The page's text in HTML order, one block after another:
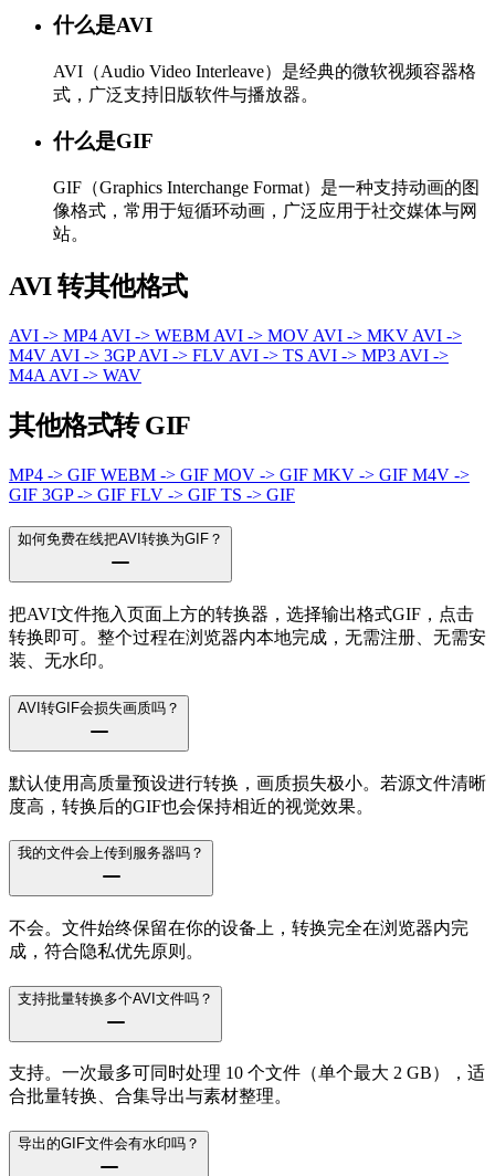
什么是AVI
AVI（Audio Video Interleave）是经典的微软视频容器格
式，广泛支持旧版软件与播放器。
什么是GIF
GIF（Graphics Interchange Format）是一种支持动画的图
像格式，常用于短循环动画，广泛应用于社交媒体与网
站。
AVI 转其他格式
AVI -> MP4 AVI -> WEBM AVI -> MOV AVI -> MKV AVI ->
M4V AVI -> 3GPAVI -> FLV AVI -> TS AVI -> MP3 AVI ->
M4A AVI -> WAV
其他格式转 GIF
MP4 -> GIF WEBM -> GIF MOV -> GIF MKV -> GIF M4V ->
GIF 3GP -> GIF FLV -> GIF TS -> GIF
如何免费在线把AVI转换为GIF？
把AVI文件拖入页面上方的转换器，选择输出格式GIF，点击
转换即可。整个过程在浏览器内本地完成，无需注册、无需安
装、无水印。
AVI转GIF会损失画质吗？
默认使用高质量预设进行转换，画质损失极小。若源文件清晰
度高，转换后的GIF也会保持相近的视觉效果。
我的文件会上传到服务器吗？
不会。文件始终保留在你的设备上，转换完全在浏览器内完
成，符合隐私优先原则。
支持批量转换多个AVI文件吗？
支持。一次最多可同时处理 10 个文件（单个最大 2 GB），适
合批量转换、合集导出与素材整理。
导出的GIF文件会有水印吗？